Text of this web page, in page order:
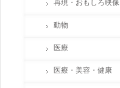
再現・おもしろ映像
動物
医療
医療・美容・健康